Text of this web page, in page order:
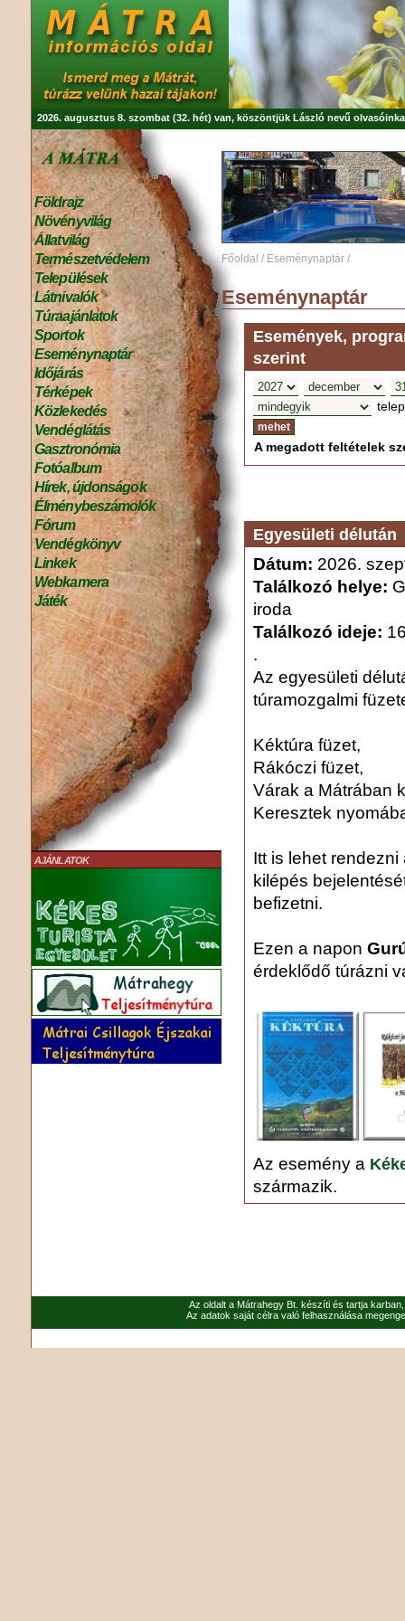
2026. augusztus 8. szombat (32. hét) van, köszöntjük László nevű
Földrajz
Növényvilág
Állatvilág
Természetvédelem
Települések
Látnivalók
Túraajánlatok
Sportok
Eseménynaptár
Időjárás
Térképek
Közlekedés
Vendéglátás
Gasztronómia
Fotóalbum
Hírek, újdonságok
Élménybeszámolók
Fórum
Vendégkönyv
Linkek
Webkamera
Játék
AJÁNLATOK
Főoldal / Eseménynaptár /
Eseménynaptár
Események,
szerint
A megadott feltételek
Egyesületi délután
Dátum: 2026.
Találkozó helye:
iroda
Találkozó ideje:
.
Az egyesületi
túramozgalmi
Kéktúra füzet,
Rákóczi füzet,
Várak a Mátrában
Keresztek
Itt is lehet
kilépés
befizetni.
Ezen a napon
érdeklődő túrázni
Az esemény a
származik.
Az oldalt a Mátrahegy Bt. készíti és tartja
Az adatok saját célra való felhasználása